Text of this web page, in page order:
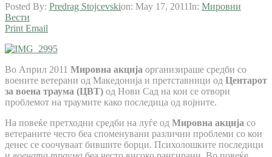
Posted By: Predrag Stojcevskion: May 17, 2011 In: Мировни
Вести
Print Email
Во Април 2011 Мировна акција организираше средби со
воените ветерани од Македонија и претставници од Центарот
за воена траума (ЦВТ) од Нови Сад на кои се отвори
проблемот на траумите како последица од војните.
На повеќе претходни средби на луѓе од Мировна акција со
ветераните често беа споменувани различни проблеми со кои
денес се соочуваат бившите борци. Психолошките последици